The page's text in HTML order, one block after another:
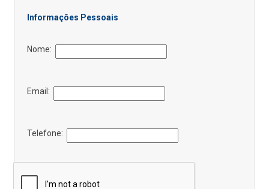
Informações Pessoais
Nome:
Email:
Telefone: